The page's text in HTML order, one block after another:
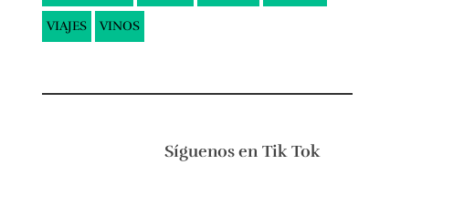
VIAJES VINOS
Síguenos en Tik Tok